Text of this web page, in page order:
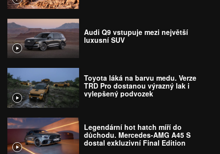
Audi Q9 vstupuje mezi největší
luxusní SUV
Toyota láká na barvu medu. Verze
TRD Pro dostanou výrazný lak i
vylepšený podvozek
Legendární hot hatch míří do
důchodu. Mercedes-AMG A45 S
dostal exkluzivní Final Edition